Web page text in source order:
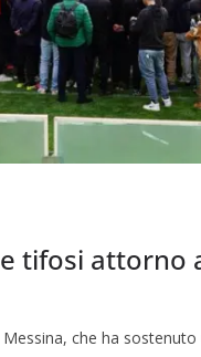
e tifosi
che ha